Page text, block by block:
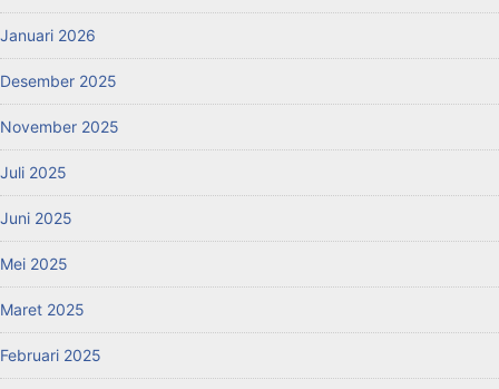
Januari 2026
Desember 2025
November 2025
Juli 2025
Juni 2025
Mei 2025
Maret 2025
Februari 2025